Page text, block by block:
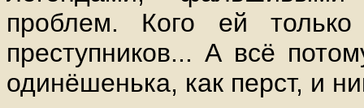
проблем. Кого ей только
преступников... А всё
одинёшенька, как перст, и